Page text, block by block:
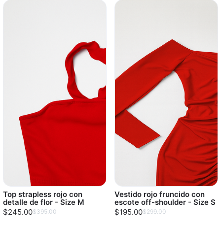
Top strapless rojo con
detalle de flor - Size M
$245.00$395.00
Vestido rojo fruncido con
escote off-shoulder - Size S
$195.00$299.00